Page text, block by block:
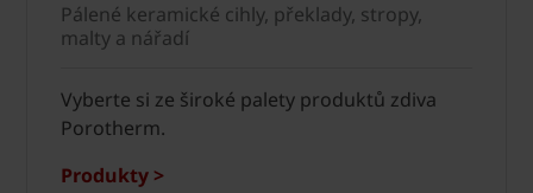
Pálené keramické cihly, překlady, stropy,
malty a nářadí
Vyberte si ze široké palety produktů zdiva
Porotherm.
Produkty >